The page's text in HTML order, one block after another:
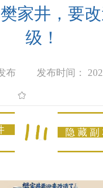
家井，要
级！
布 发布时间：
隐藏副